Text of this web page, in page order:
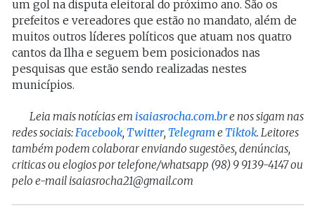
um gol na disputa eleitoral do próximo ano. São os
prefeitos e vereadores que estão no mandato, além de
muitos outros líderes políticos que atuam nos quatro
cantos da Ilha e seguem bem posicionados nas
pesquisas que estão sendo realizadas nestes
municípios.
Leia mais notícias em isaiasrocha.com.bre nos sigam nas
redes sociais:Facebook, Twitter, Telegrame Tiktok. Leitores
também podem colaborar enviando sugestões, denúncias,
criticas ou elogios por telefone/whatsapp (98) 9 9139-4147 ou
pelo e-mail isaiasrocha21@gmail.com